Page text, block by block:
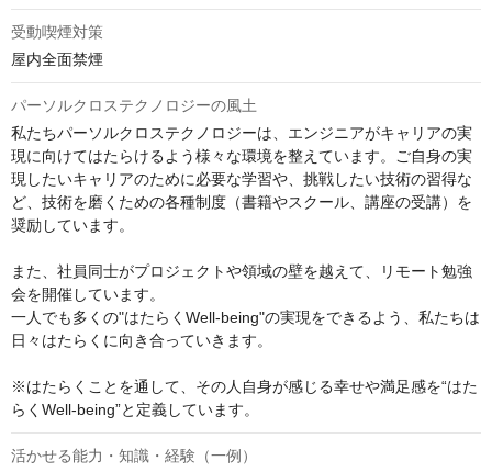
受動喫煙対策
屋内全面禁煙
パーソルクロステクノロジーの風土
私たちパーソルクロステクノロジーは、エンジニアがキャリアの実
現に向けてはたらけるよう様々な環境を整えています。ご自身の実
現したいキャリアのために必要な学習や、挑戦したい技術の習得な
ど、技術を磨くための各種制度（書籍やスクール、講座の受講）を
奨励しています。
また、社員同士がプロジェクトや領域の壁を越えて、リモート勉強
会を開催しています。
一人でも多くの"はたらくWell-being"の実現をできるよう、私たちは
日々はたらくに向き合っていきます。
※はたらくことを通して、その人自身が感じる幸せや満足感を“はた
らくWell-being”と定義しています。
活かせる能力・知識・経験（一例）